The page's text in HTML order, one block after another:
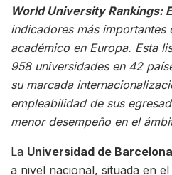
World University Rankings:
indicadores más importantes
académico en Europa. Esta
958 universidades en 42
su marcada
empleabilidad de sus
menor desempeño en el
La Universidad de Barcelona
a nivel nacional, situada en